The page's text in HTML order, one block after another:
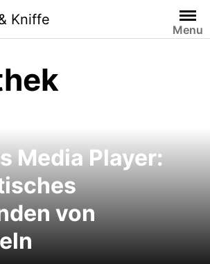
Kniffe
Menu
Media Player:
von